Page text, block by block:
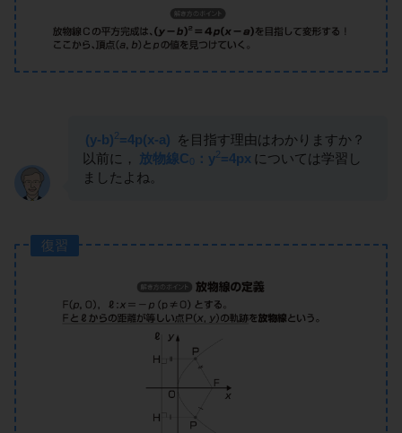
(y-b)2=4p(x-a) を目指す理由はわかりますか？
以前に，
放物線C 0 ：y2=4px については学習し
ましたよね。
復習